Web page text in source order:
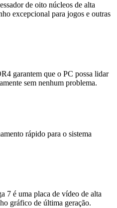
de oito núcleos de alta
excepcional para jogos e outras
garantem que o PC possa lidar
sem nenhum problema.
rápido para o sistema
7 é uma placa de vídeo de alta
gráfico de última geração.